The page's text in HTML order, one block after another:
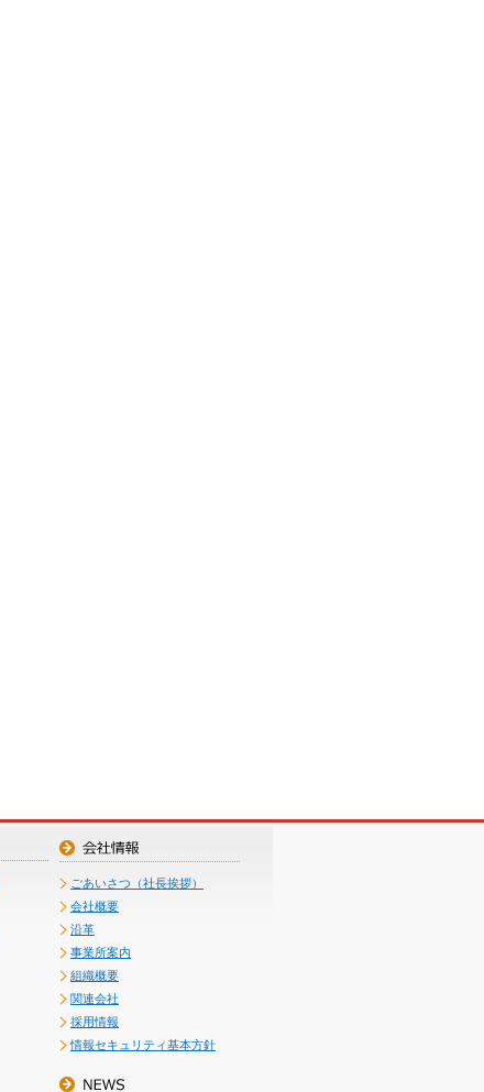
ごあいさつ（社長挨拶）
会社概要
沿革
事業所案内
組織概要
関連会社
採用情報
情報セキュリティ基本方針